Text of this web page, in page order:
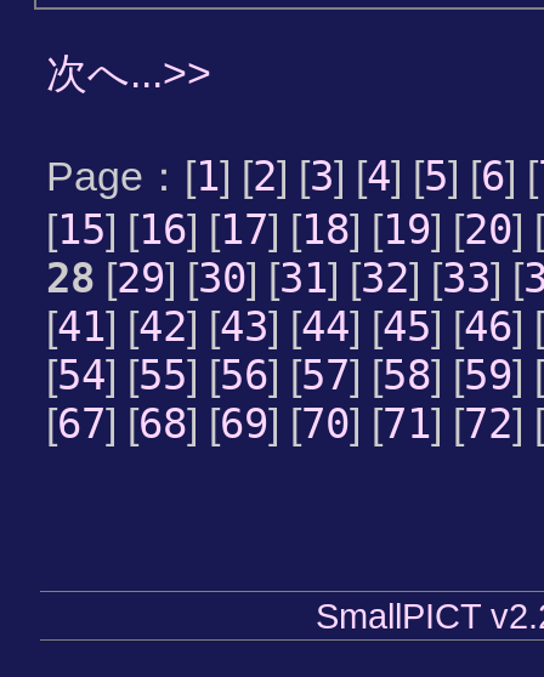
次へ...>>
Page：[1] [2] [3] [4] [5] [6] [
[15] [16] [17] [18] [19] [20] [
28 [29] [30] [31] [32] [33] [
[41] [42] [43] [44] [45] [46] [
[54] [55] [56] [57] [58] [59] [
[67] [68] [69] [70] [71] [72] [
SmallPICT